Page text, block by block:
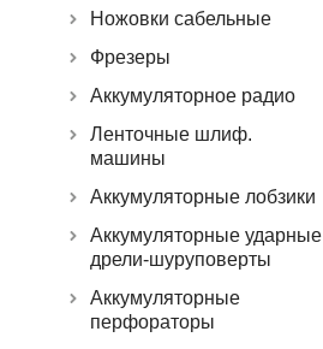
Ножовки сабельные
Фрезеры
Аккумуляторное радио
Ленточные шлиф.
машины
Аккумуляторные лобзики
Аккумуляторные ударные
дрели-шуруповерты
Аккумуляторные
перфораторы